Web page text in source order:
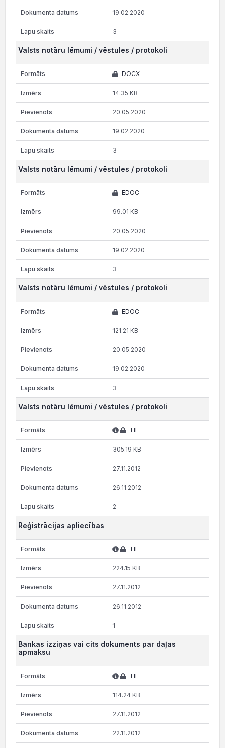
19.02.2020
3
Valsts notāru lēmumi / vēstules / protokoli
DOCX
14.35 KB
20.05.2020
19.02.2020
3
Valsts notāru lēmumi / vēstules / protokoli
EDOC
99.01 KB
20.05.2020
19.02.2020
3
Valsts notāru lēmumi / vēstules / protokoli
EDOC
121.21 KB
20.05.2020
19.02.2020
3
Valsts notāru lēmumi / vēstules / protokoli
TIF
305.19 KB
27.11.2012
26.11.2012
2
Reģistrācijas apliecības
TIF
224.15 KB
27.11.2012
26.11.2012
1
Bankas izziņas vai cits dokuments par daļas
apmaksu
TIF
114.24 KB
27.11.2012
22.11.2012